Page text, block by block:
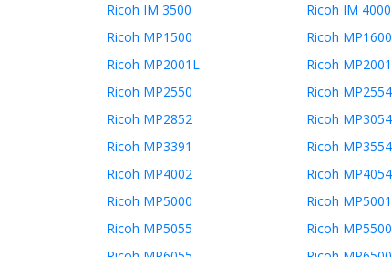
Ricoh IM 3500
Ricoh IM 4000
Ricoh MP1500
Ricoh MP1600
Ricoh MP2001L
Ricoh
Ricoh MP2550
Ricoh MP2554
Ricoh MP2852
Ricoh MP3054
Ricoh MP3391
Ricoh MP3554
Ricoh MP4002
Ricoh MP4054
Ricoh MP5000
Ricoh MP5001
Ricoh MP5055
Ricoh MP5500